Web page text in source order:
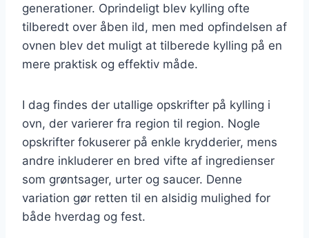
generationer. Oprindeligt blev kylling ofte
tilberedt over åben ild, men med opfindelsen af
ovnen blev det muligt at tilberede kylling på en
mere praktisk og effektiv måde.
I dag findes der utallige opskrifter på kylling i
ovn, der varierer fra region til region. Nogle
opskrifter fokuserer på enkle krydderier, mens
andre inkluderer en bred vifte af ingredienser
som grøntsager, urter og saucer. Denne
variation gør retten til en alsidig mulighed for
både hverdag og fest.